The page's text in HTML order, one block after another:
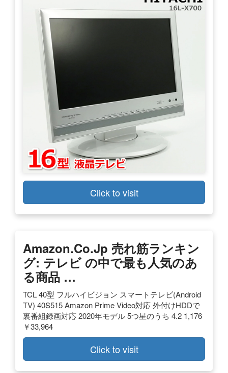
Click to visit
Amazon.co.jp 売れ筋ランキン
グ: テレビ の中で最も人気のあ
る商品 …
TCL 40型 フルハイビジョン スマートテレビ(Android
TV) 40S515 Amazon Prime Video対応 外付けHDDで
裏番組録画対応 2020年モデル 5つ星のうち 4.2 1,176
￥33,964
Click to visit